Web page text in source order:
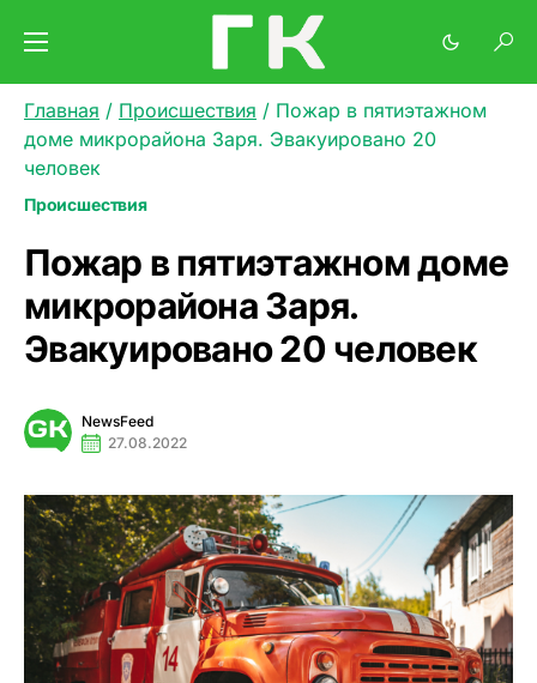
Главная / Происшествия / Пожар в пятиэтажном
доме микрорайона Заря. Эвакуировано 20
человек
Происшествия
Пожар в пятиэтажном доме
микрорайона Заря.
Эвакуировано 20 человек
NewsFeed
27.08.2022